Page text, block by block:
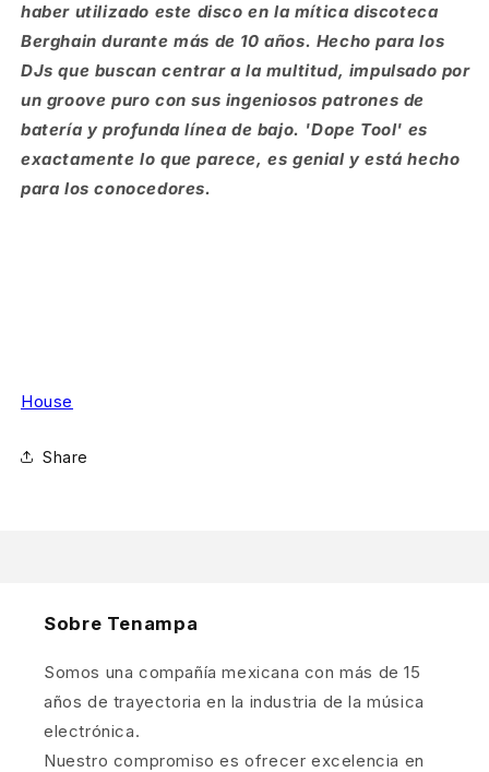
haber utilizado este disco en la mítica discoteca
Berghain durante más de 10 años. Hecho para los
DJs que buscan centrar a la multitud, impulsado por
un groove puro con sus ingeniosos patrones de
batería y profunda línea de bajo. 'Dope Tool' es
exactamente lo que parece, es genial y está hecho
para los conocedores.
House
Share
Sobre Tenampa
Somos una compañía mexicana con más de 15
años de trayectoria en la industria de la música
electrónica.
Nuestro compromiso es ofrecer excelencia en